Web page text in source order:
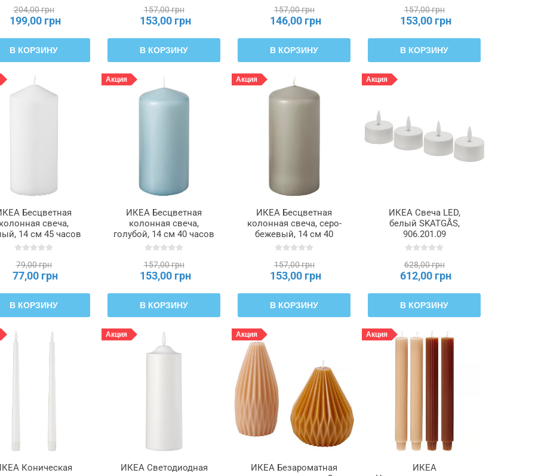
204,00 грн
199,00 грн
В КОРЗИНУ
157,00 грн
153,00 грн
В КОРЗИНУ
406.126.73
157,00 грн
146,00 грн
В КОРЗИНУ
157,00 грн
153,00 грн
В КОРЗИНУ
Бесцветная
колонная свеча,
14 см 45 часов
ФЕНОМЕН,
79,00 грн
77,00 грн
В КОРЗИНУ
Акция
ИКЕА Бесцветная
колонная свеча,
голубой, 14 см 40 часов
DAGLIGEN ДАГЛИГЕН,
157,00 грн
153,00 грн
В КОРЗИНУ
Акция
ИКЕА Бесцветная
колонная свеча, серо-
бежевый, 14 см 40
часов DAGLIGEN
157,00 грн
153,00 грн
В КОРЗИНУ
Акция
ИКЕА Свеча LED,
белый SKATGÅS,
906.201.09
628,00 грн
612,00 грн
В КОРЗИНУ
Коническая
Акция
ИКЕА Светодиодная
Акция
ИКЕА Безароматная
Акция
ИКЕА